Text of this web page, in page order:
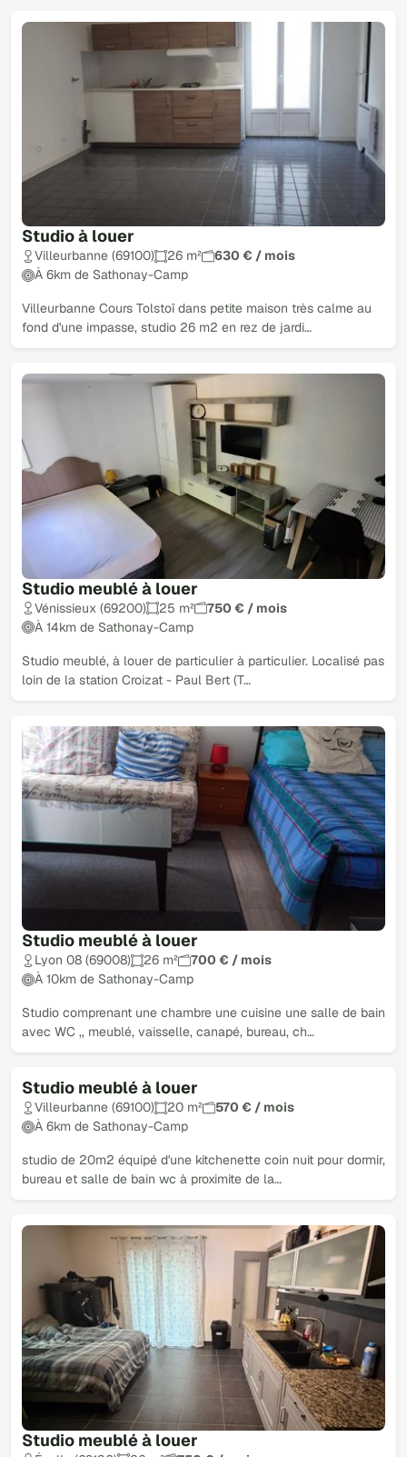
Studio à louer
Villeurbanne (69100) 26 m²
630 € / mois
À 6km de Sathonay-Camp
Villeurbanne Cours Tolstoï dans petite maison très calme au
fond d'une impasse, studio 26 m2 en rez de jardi…
Studio meublé à louer
Vénissieux (69200) 25 m²
750 € / mois
À 14km de Sathonay-Camp
Studio meublé, à louer de particulier à particulier. Localisé pas
loin de la station Croizat - Paul Bert (T…
Studio meublé à louer
Lyon 08 (69008) 26 m²
700 € / mois
À 10km de Sathonay-Camp
Studio comprenant une chambre une cuisine une salle de bain
avec WC ,, meublé, vaisselle, canapé, bureau, ch…
Studio meublé à louer
Villeurbanne (69100) 20 m²
570 € / mois
À 6km de Sathonay-Camp
studio de 20m2 équipé d'une kitchenette coin nuit pour dormir,
bureau et salle de bain wc à proximite de la…
Studio meublé à louer